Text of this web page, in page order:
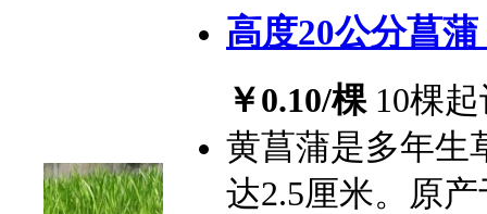
高度20公分菖
￥0.10/棵 10棵
黄菖蒲是多年生
达2.5厘米。原